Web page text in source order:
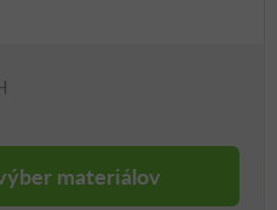
materiálov